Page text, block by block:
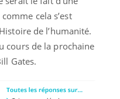
cela s’est
de l’humanité.
cours de la prochaine
Gates.